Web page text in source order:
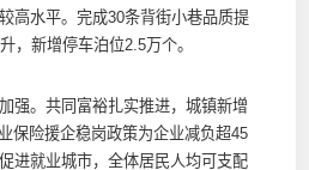
高水平。完成30条背街小巷品质提
，新增停车泊位2.5万个。
。共同富裕扎实推进，城镇新增
保险援企稳岗政策为企业减负超45
进就业城市，全体居民人均可支配